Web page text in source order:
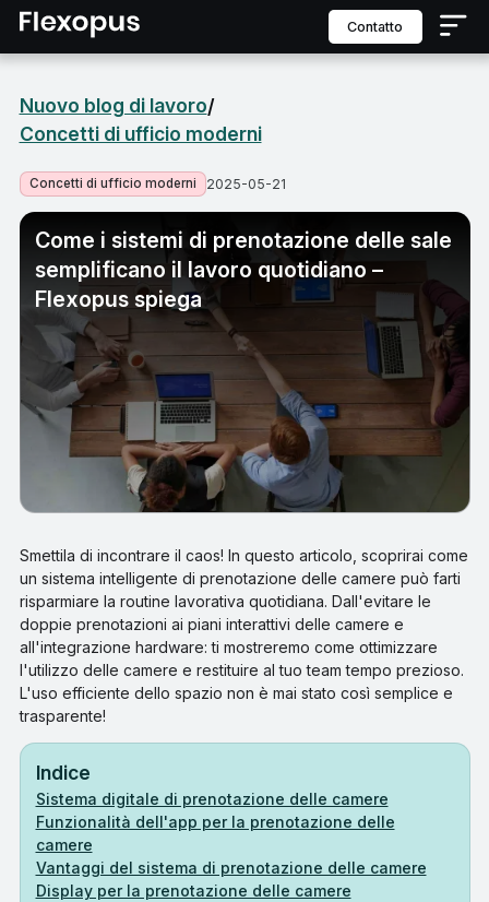
contatto
Nuovo blog di lavoro/
Concetti di ufficio moderni
Concetti di ufficio moderni 2025-05-21
Come i sistemi di prenotazione delle sale
semplificano il lavoro quotidiano –
Flexopus spiega
Smettila di incontrare il caos! In questo articolo, scoprirai come
un sistema intelligente di prenotazione delle camere può farti
risparmiare la routine lavorativa quotidiana. Dall'evitare le
doppie prenotazioni ai piani interattivi delle camere e
all'integrazione hardware: ti mostreremo come ottimizzare
l'utilizzo delle camere e restituire al tuo team tempo prezioso.
L'uso efficiente dello spazio non è mai stato così semplice e
trasparente!
Indice
Sistema digitale di prenotazione delle camere
Funzionalità dell'app per la prenotazione delle
camere
Vantaggi del sistema di prenotazione delle camere
Display per la prenotazione delle camere